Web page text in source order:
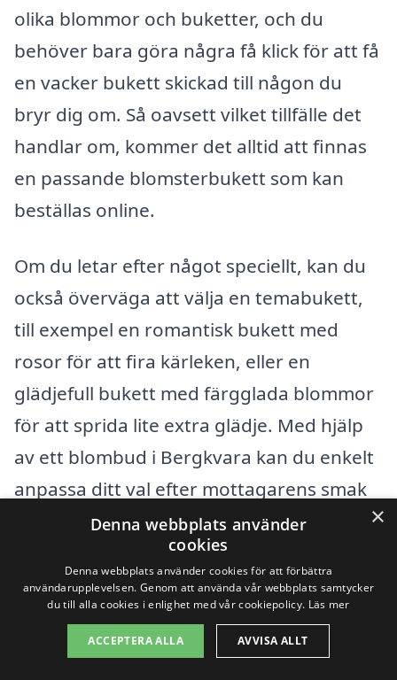
olika blommor och buketter, och du
behöver bara göra några få klick för att få
en vacker bukett skickad till någon du
bryr dig om. Så oavsett vilket tillfälle det
handlar om, kommer det alltid att finnas
en passande blomsterbukett som kan
beställas online.
Om du letar efter något speciellt, kan du
också överväga att välja en temabukett,
till exempel en romantisk bukett med
rosor för att fira kärleken, eller en
glädjefull bukett med färgglada blommor
för att sprida lite extra glädje. Med hjälp
av ett blombud i Bergkvara kan du enkelt
anpassa ditt val efter mottagarens smak
och preferenser.
Oavsett om du planerar i förväg eller
behöver en snabb lösning för en sista
minuten-överraskning, är blombud i
×
Denna webbplats använder
cookies
Denna webbplats använder cookies för att förbättra
användarupplevelsen. Genom att använda vår webbplats samtycker
du till alla cookies i enlighet med vår cookiepolicy. Läs mer
ACCEPTERA ALLA AVVISA ALLT